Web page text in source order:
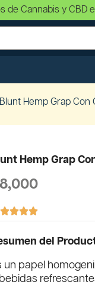
de Cannabis y CBD
Hemp Grap Con
Hemp Grap
8,000

del
un papel